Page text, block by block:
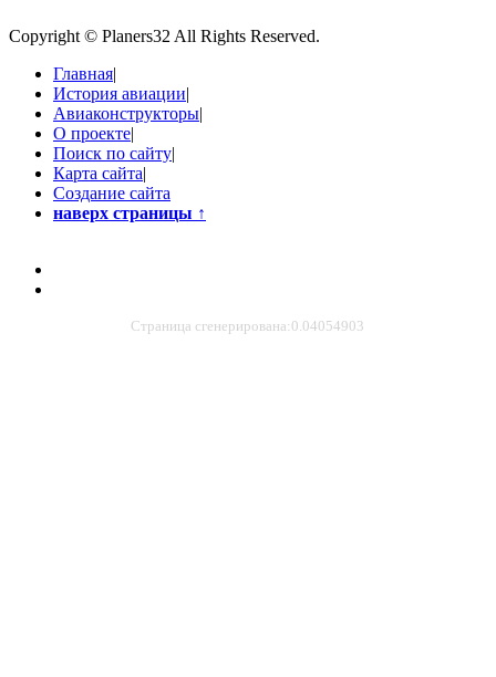
Copyright © Planers32 All Rights Reserved.
Главная|
История авиации|
Авиаконструкторы|
О проекте|
Поиск по сайту|
Карта сайта|
Создание сайта
наверх страницы ↑
Страница сгенерирована:0.04054903